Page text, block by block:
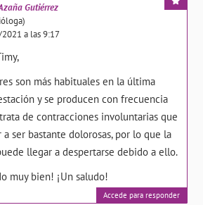
Gutiérrez
a las 9:17
son más habituales en la última
y se producen con frecuencia
de contracciones involuntarias que
ser bastante dolorosas, por lo que la
llegar a despertarse debido a ello.
muy bien! ¡Un saludo!
Accede para responder